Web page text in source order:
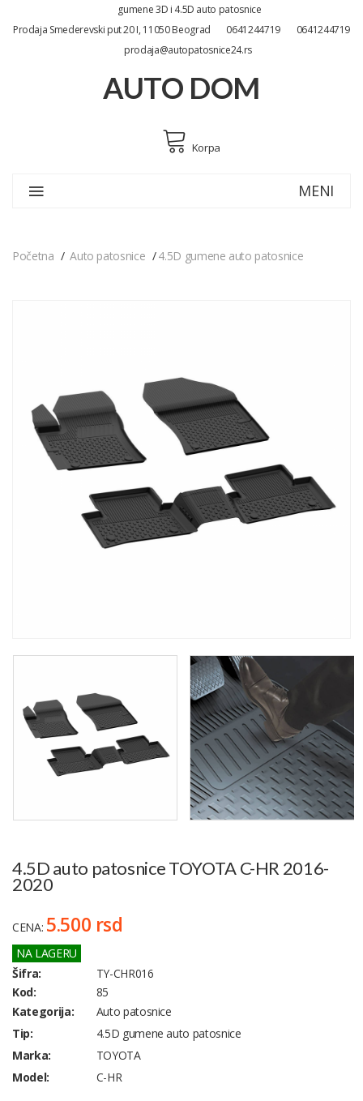
gumene 3D i 4.5D auto patosnice
Prodaja Smederevski put 20 I, 11050 Beograd
0641244719
0641244719
prodaja@autopatosnice24.rs
AUTO DOM
Korpa
MENI
Početna Auto patosnice 4.5D gumene auto patosnice
4.5D auto patosnice TOYOTA C-HR 2016-
2020
CENA: 5.500 rsd
NA LAGERU
Šifra:
TY-CHR016
Kod:
85
Kategorija:
Auto patosnice
Tip:
4.5D gumene auto patosnice
Marka:
TOYOTA
Model:
C-HR